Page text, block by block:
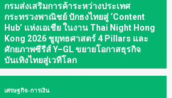
กรมส่งเสริมการค้าระหว่างประเทศ
กระทรวงพาณิชย์ ปักธงไทยสู่ ‘Content
Hub’ แห่งเอเชีย ในงาน Thai Night Hong
Kong 2026 ชูยุทธศาสตร์ 4 Pillars และ
ศักยภาพซีรีส์ Y–GL ขยายโอกาสธุรกิจ
บันเทิงไทยสู่เวทีโลก
เศรษฐกิจ-การเงิน